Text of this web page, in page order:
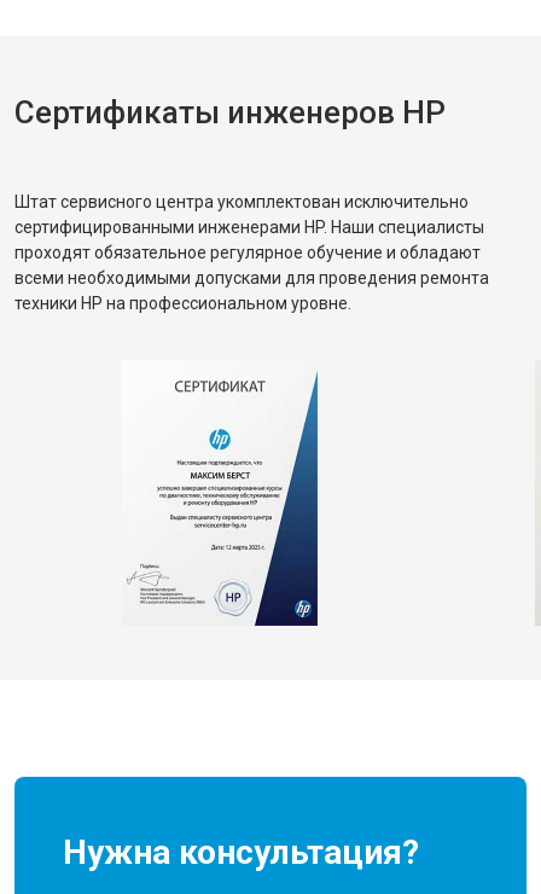
Сертификаты инженеров HP
Штат сервисного центра укомплектован исключительно
сертифицированными инженерами HP. Наши специалисты
проходят обязательное регулярное обучение и обладают
всеми необходимыми допусками для проведения ремонта
техники HP на профессиональном уровне.
Нужна консультация?